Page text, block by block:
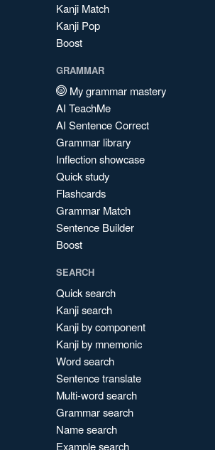
Kanji Match
Kanji Pop
Boost
GRAMMAR
My grammar mastery
AI TeachMe
AI Sentence Correct
Grammar library
Inflection showcase
Quick study
Flashcards
Grammar Match
Sentence Builder
Boost
SEARCH
Quick search
Kanji search
Kanji by component
Kanji by mnemonic
Word search
Sentence translate
Multi-word search
Grammar search
Name search
Example search